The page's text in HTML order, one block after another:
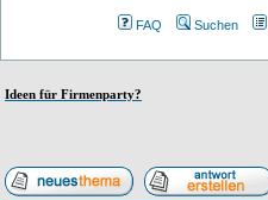
FAQ Suchen
Ideen für Firmenparty?